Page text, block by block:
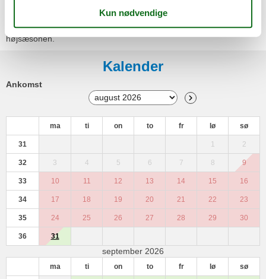
Miniferie
Der er begrænset mulighed for miniferie hele året, typisk uden for
højsæsonen.
Kalender
Ankomst
ma ti on to fr lø sø
31 1 2
32 3 4 5 6 7 8 9
33 10 11 12 13 14 15 16
34 17 18 19 20 21 22 23
35 24 25 26 27 28 29 30
36 31
september 2026
ma ti on to fr lø sø